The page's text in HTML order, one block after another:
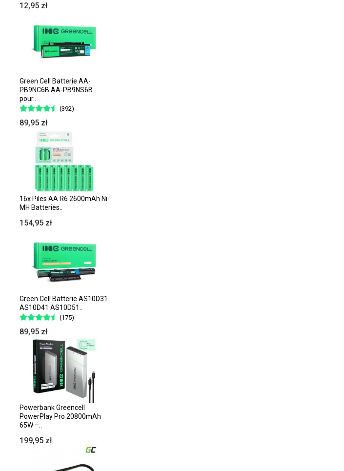
12,95 zł
Green Cell Batterie AA-
PB9NC6B AA-PB9NS6B
pour..
(392)
89,95 zł
16x Piles AA R6 2600mAh Ni-
MH Batteries..
154,95 zł
Green Cell Batterie AS10D31
AS10D41 AS10D51..
(175)
89,95 zł
Powerbank Greencell
PowerPlay Pro 20800mAh
65W –..
199,95 zł